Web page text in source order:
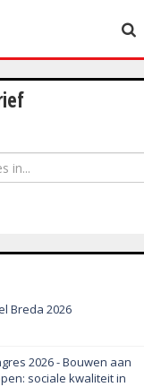
Breda 2026
2026 - Bouwen aan
sociale kwaliteit in